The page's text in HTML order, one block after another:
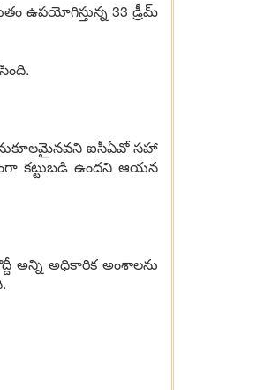
ఉపయోగిస్తున్న 33 డ్రీమ్
ఐసీఏవో సహా
కట్టుబడి ఉందని ఆయన
అన్ని అధికారిక అంశాలను